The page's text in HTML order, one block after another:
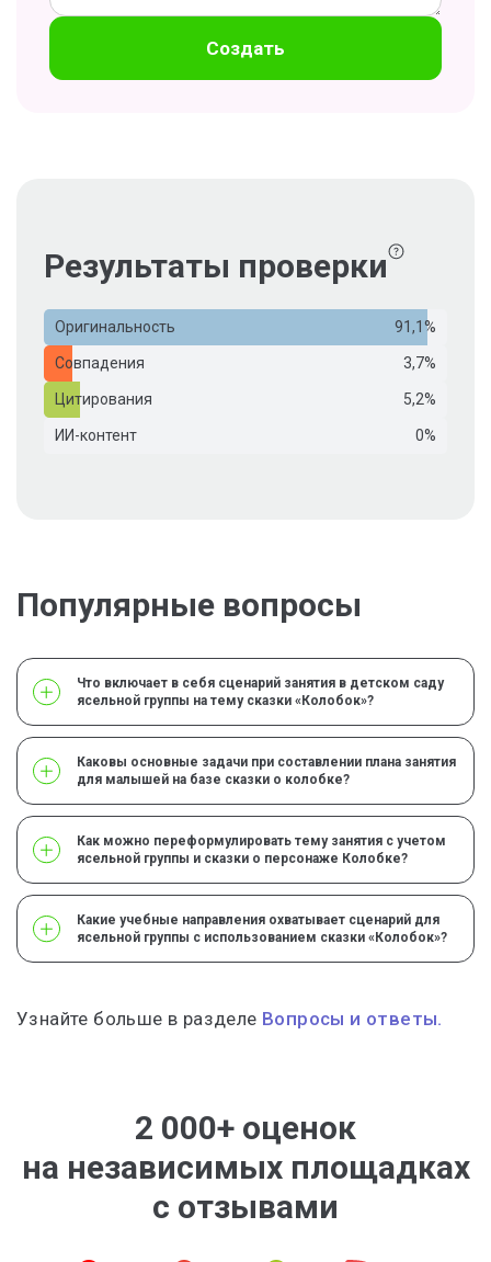
Создать
Результаты проверки
Оригинальность 91,1%
Совпадения 3,7%
Цитирования 5,2%
ИИ-контент 0%
Популярные вопросы
Что включает в себя сценарий занятия в детском саду
ясельной группы на тему сказки «Колобок»?
Каковы основные задачи при составлении плана занятия
для малышей на базе сказки о колобке?
Как можно переформулировать тему занятия с учетом
ясельной группы и сказки о персонаже Колобке?
Какие учебные направления охватывает сценарий для
ясельной группы с использованием сказки «Колобок»?
Узнайте больше в разделе Вопросы и ответы.
2 000+ оценок
на независимых площадках
с отзывами